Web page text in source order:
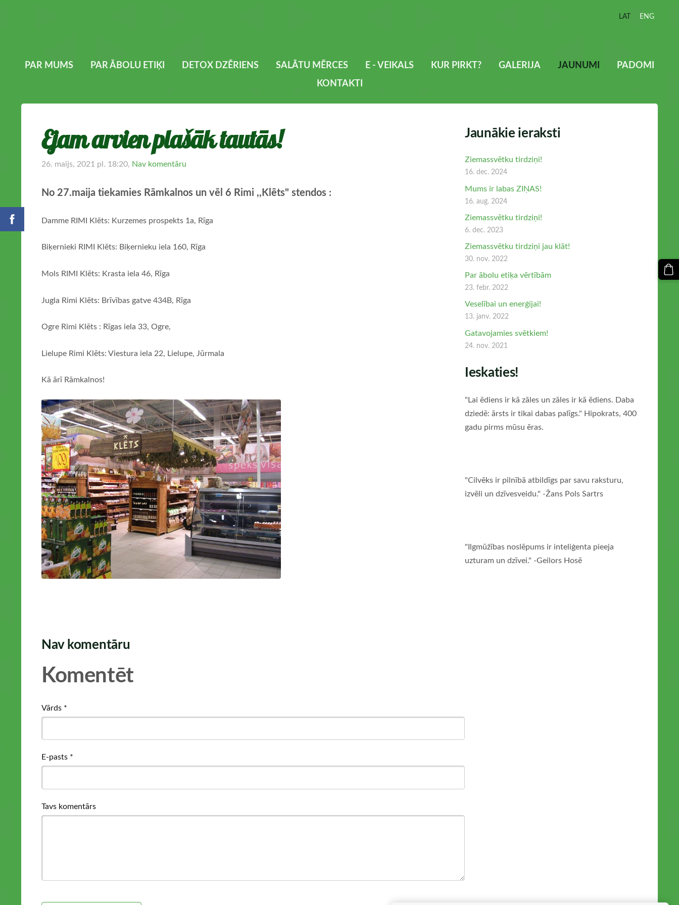
PAR MUMS PAR ĀBOLU ETIĶI DETOX DZĒRIENS SALĀTU MĒRCES E - VEIKALS KUR PIRKT? GALERIJA JAUNUMI
PADOMI
KONTAKTI
LAT ENG
Jaunākie ieraksti
Ziemassvētku tirdziņi!
16. dec. 2024
Mums ir labas ZIŅAS!
16. aug. 2024
Ziemassvētku tirdziņi!
6. dec. 2023
Ziemassvētku tirdziņi jau klāt!
30. nov. 2022
Par ābolu etiķa vērtībām
23. febr. 2022
Veselībai un enerģijai!
13. janv. 2022
Gatavojamies svētkiem!
24. nov. 2021
Ieskaties!
"Lai ēdiens ir kā zāles un zāles ir kā ēdiens. Daba
dziedē: ārsts ir tikai dabas palīgs." Hipokrats, 400
gadu pirms mūsu ēras.
"Cilvēks ir pilnībā atbildīgs par savu raksturu,
izvēli un dzīvesveidu." -Žans Pols Sartrs
"Ilgmūžības noslēpums ir inteliģenta pieeja
uzturam un dzīvei." -Geilors Hosē
Ejam arvien plašāk tautās!
26. maijs, 2021 pl. 18:20, Nav komentāru
No 27.maija tiekamies Rāmkalnos un vēl 6 Rimi ,,Klēts" stendos :
Damme RIMI Klēts: Kurzemes prospekts 1a, Rīga
Biķernieki RIMI Klēts: Biķernieku iela 160, Rīga
Mols RIMI Klēts: Krasta iela 46, Rīga
Jugla Rimi Klēts: Brīvības gatve 434B, Rīga
Ogre Rimi Klēts : Rīgas iela 33, Ogre,
Lielupe Rimi Klēts: Viestura iela 22, Lielupe, Jūrmala
Kā ārī Rāmkalnos!
Nav komentāru
Komentēt
Vārds *
E-pasts *
Tavs komentārs